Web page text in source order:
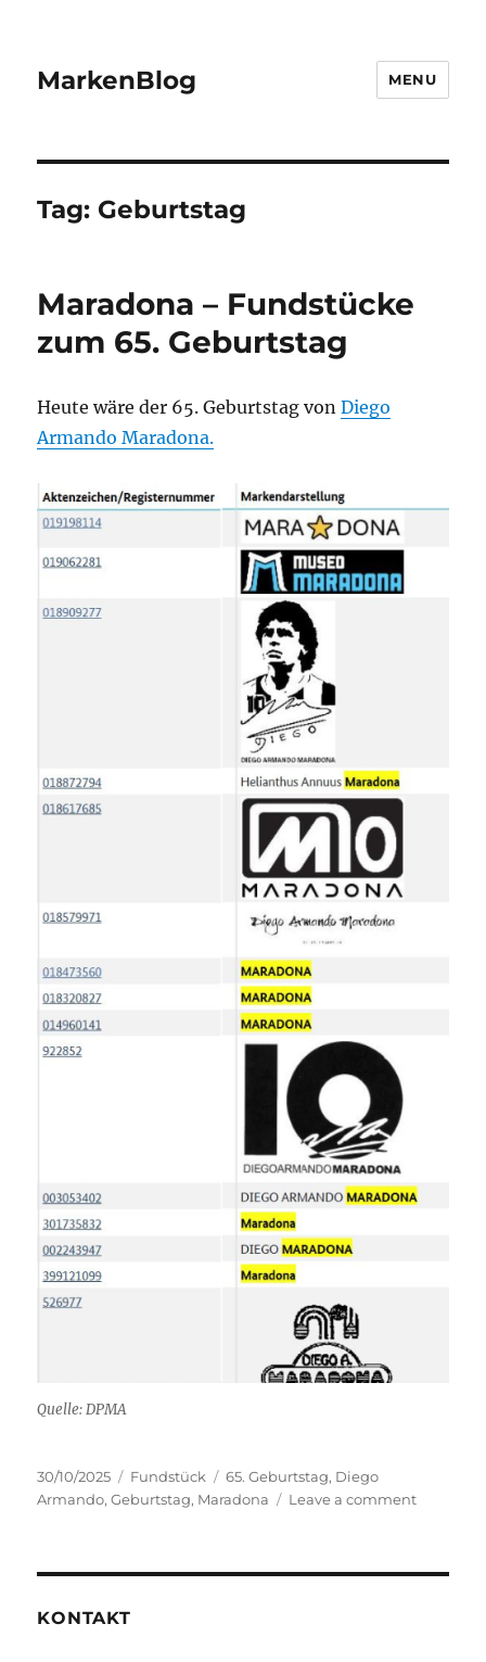
MarkenBlog MENU
Tag: Geburtstag
Maradona – Fundstücke
zum 65. Geburtstag
Heute wäre der 65. Geburtstag vonDiego
Armando Maradona.
Quelle: DPMA
Posted
on
30/10/2025 Categories
Fundstück Tags
65. Geburtstag, Diego
Armando,Geburtstag, Maradona Leave a commenton
KONTAKT